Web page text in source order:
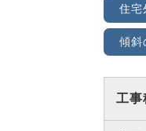
住宅
傾斜
工事